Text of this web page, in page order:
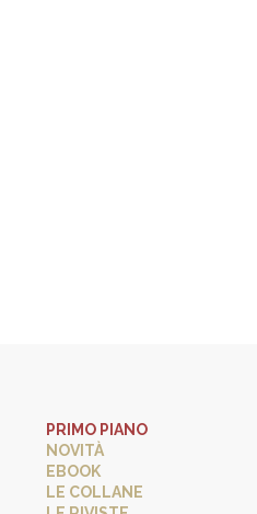
PRIMO PIANO
NOVITÀ
EBOOK
LE COLLANE